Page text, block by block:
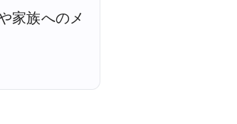
家族へのメ